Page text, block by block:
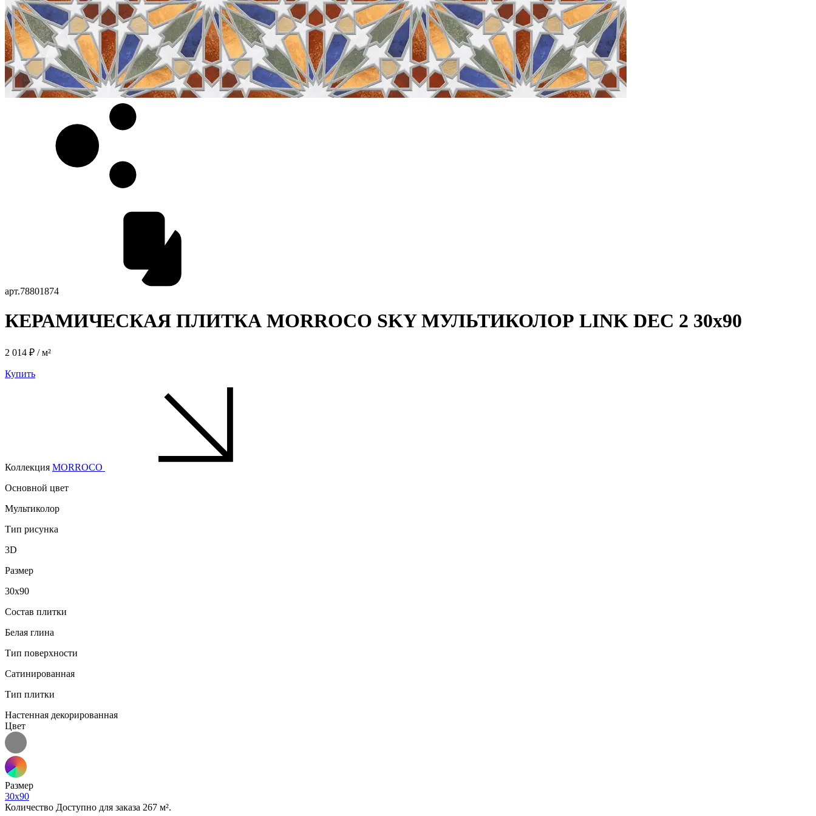
арт.78801874
КЕРАМИЧЕСКАЯ ПЛИТКА MORROCO SKY МУЛЬТИКОЛОР LINK DEC 2 30x90
2 014 ₽ / м²
Купить
Коллекция MORROCO
Основной цвет
Мультиколор
Тип рисунка
3D
Размер
30x90
Состав плитки
Белая глина
Тип поверхности
Сатинированная
Тип плитки
Настенная декорированная
Цвет
Размер
30x90
Количество Доступно для заказа 267 м².